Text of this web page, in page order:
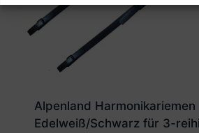
Alpenland Harmonikariemen
Edelweiß/Schwarz für 3-